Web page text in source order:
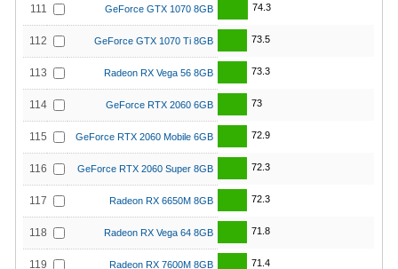
111 GeForce GTX 1070 8GB 74.3
112 GeForce GTX 1070 Ti 8GB 73.5
113 Radeon RX Vega 56 8GB 73.3
114 GeForce RTX 2060 6GB 73
115 GeForce RTX 2060 Mobile 6GB 72.9
116 GeForce RTX 2060 Super 8GB 72.3
117 Radeon RX 6650M 8GB 72.3
118 Radeon RX Vega 64 8GB 71.8
119 Radeon RX 7600M 8GB 71.4